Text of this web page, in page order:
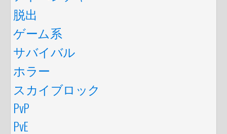
脱出
ゲーム系
サバイバル
ホラー
スカイブロック
PvP
PvE